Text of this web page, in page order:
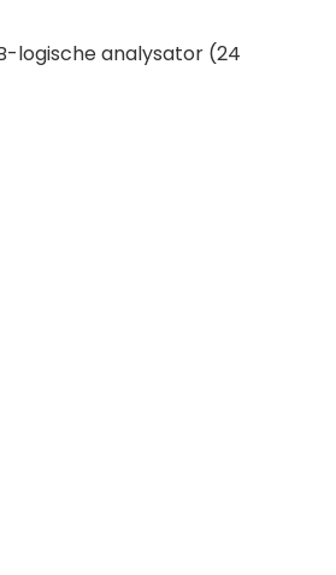
logische analysator (24